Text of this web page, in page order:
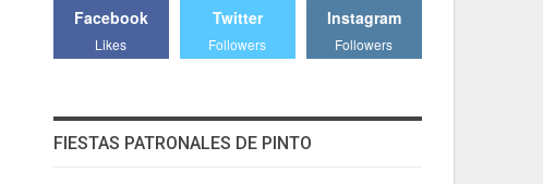
Facebook
Likes
Twitter
Followers
Instagram
Followers
FIESTAS PATRONALES DE PINTO